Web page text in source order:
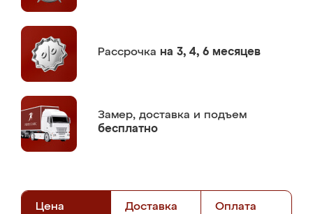
Рассрочка на 3, 4, 6 месяцев
Замер, доставка и подъем
бесплатно
Цена Доставка Оплата